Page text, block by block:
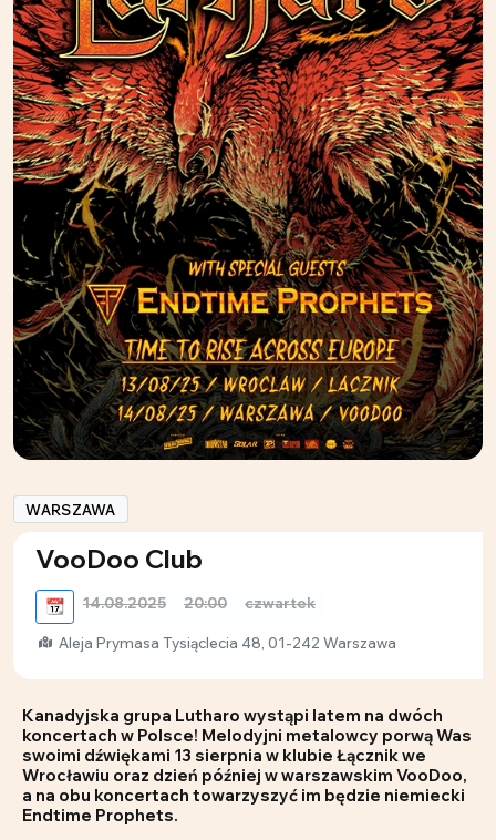
WARSZAWA
VooDoo Club
📆 14.08.2025 20:00 czwartek
Aleja Prymasa Tysiąclecia 48, 01-242 Warszawa
Kanadyjska grupa Lutharo wystąpi latem na dwóch
koncertach w Polsce! Melodyjni metalowcy porwą Was
swoimi dźwiękami 13 sierpnia w klubie Łącznik we
Wrocławiu oraz dzień później w warszawskim VooDoo,
a na obu koncertach towarzyszyć im będzie niemiecki
Endtime Prophets.